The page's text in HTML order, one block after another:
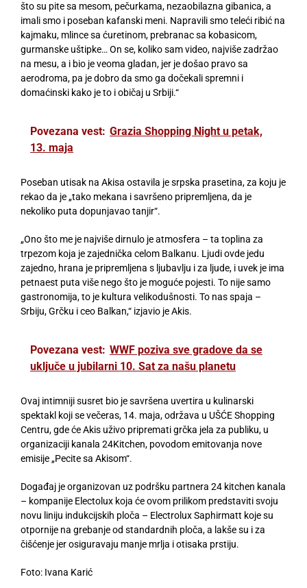
što su pite sa mesom, pečurkama, nezaobilazna gibanica, a
imali smo i poseban kafanski meni. Napravili smo teleći ribić na
kajmaku, mlince sa ćuretinom, prebranac sa kobasicom,
gurmanske uštipke… On se, koliko sam video, najviše zadržao
na mesu, a i bio je veoma gladan, jer je došao pravo sa
aerodroma, pa je dobro da smo ga dočekali spremni i
domaćinski kako je to i običaj u Srbiji.“
Povezana vest: Grazia Shopping Night u petak,
13. maja
Poseban utisak na Akisa ostavila je srpska prasetina, za koju je
rekao da je „tako mekana i savršeno pripremljena, da je
nekoliko puta dopunjavao tanjir“.
„Ono što me je najviše dirnulo je atmosfera – ta toplina za
trpezom koja je zajednička celom Balkanu. Ljudi ovde jedu
zajedno, hrana je pripremljena s ljubavlju i za ljude, i uvek je ima
petnaest puta više nego što je moguće pojesti. To nije samo
gastronomija, to je kultura velikodušnosti. To nas spaja –
Srbiju, Grčku i ceo Balkan,“ izjavio je Akis.
Povezana vest: WWF poziva sve gradove da se
uključe u jubilarni 10. Sat za našu planetu
Ovaj intimniji susret bio je savršena uvertira u kulinarski
spektakl koji se večeras, 14. maja, održava u UŠĆE Shopping
Centru, gde će Akis uživo pripremati grčka jela za publiku, u
organizaciji kanala 24Kitchen, povodom emitovanja nove
emisije „Pecite sa Akisom“.
Događaj je organizovan uz podršku partnera 24 kitchen kanala
– kompanije Electolux koja će ovom prilikom predstaviti svoju
novu liniju indukcijskih ploča – Electrolux Saphirmatt koje su
otpornije na grebanje od standardnih ploča, a lakše su i za
čišćenje jer osiguravaju manje mrlja i otisaka prstiju.
Foto: Ivana Karić